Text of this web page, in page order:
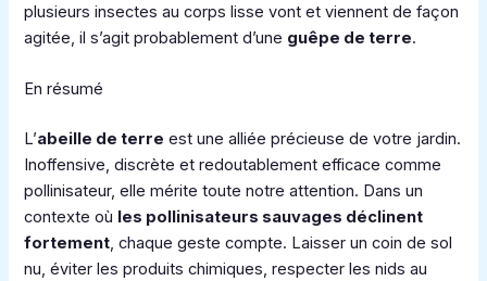
plusieurs insectes au corps lisse vont et viennent de façon
agitée, il s’agit probablement d’une guêpe de terre.
En résumé
L’abeille de terre est une alliée précieuse de votre jardin.
Inoffensive, discrète et redoutablement efficace comme
pollinisateur, elle mérite toute notre attention. Dans un
contexte où les pollinisateurs sauvages déclinent
fortement, chaque geste compte. Laisser un coin de sol
nu, éviter les produits chimiques, respecter les nids au